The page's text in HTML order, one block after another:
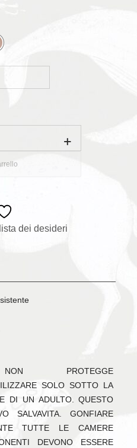
dei desideri
NON PROTEGGE
SOLO SOTTO LA
DI UN ADULTO. QUESTO
SALVAVITA. GONFIARE
TUTTE LE CAMERE
DEVONO ESSERE